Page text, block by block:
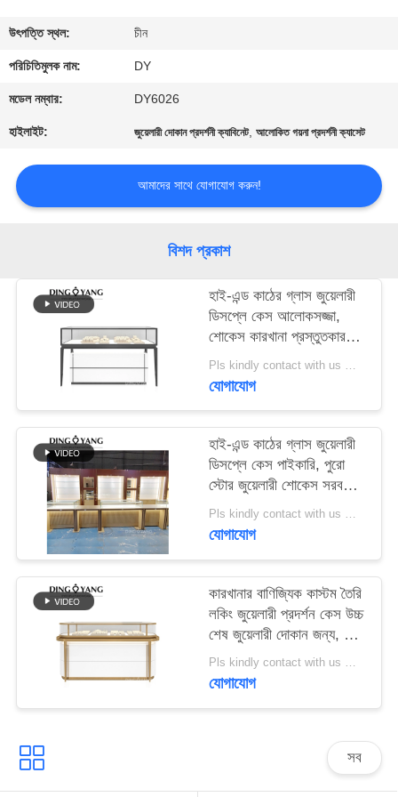
গুণমান
নিয়ন্ত্রণ
একটি
উদ্ধৃতি
অনুরোধ
করুন
COMPANY
NEWS
PRIVACY
POLICY
উৎপত্তি স্থল: চীন
পরিচিতিমুলক নাম: DY
মডেল নম্বার: DY6026
হাইলাইট: জুয়েলারী দোকান প্রদর্শনী ক্যাবিনেট,আলোকিত গয়না প্রদর্শনী ক্যাসেট
আমাদের সাথে যোগাযোগ করুন!
বিশদ প্রকাশ
হাই-এন্ড কাঠের গ্লাস জুয়েলারী
ডিসপ্লে কেস আলোকসজ্জা,
শোকেস কারখানা প্রস্তুতকারক,
সাশ্রয়ী মূল্যের মূল্য সঙ্গে উচ্চ
মানের
Pls kindly contact with us MOQ:1 দোকান বা 5 সেট / লাক্সারি জুয়েলারী স্টোর ফার্নিচার
যোগাযোগ
হাই-এন্ড কাঠের গ্লাস জুয়েলারী
ডিসপ্লে কেস পাইকারি, পুরো
স্টোর জুয়েলারী শোকেস সরবরাহ
করুন 3 ডি ডিজাইনিং পরিষেবা Pls kindly contact with us MOQ:1 দোকান বা 5 সেট / লাক্সারি জুয়েলারী স্টোর ফার্নিচার
যোগাযোগ
কারখানার বাণিজ্যিক কাস্টম তৈরি
লকিং জুয়েলারী প্রদর্শন কেস উচ্চ
শেষ জুয়েলারী দোকান জন্য, উচ্চ
মানের উপাদান থেকে তৈরি
Pls kindly contact with us MOQ:1 দোকান বা 5 সেট / লাক্সারি জুয়েলারী স্টোর ফার্নিচার
যোগাযোগ
সব